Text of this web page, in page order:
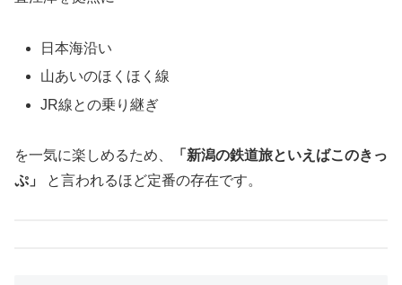
日本海沿い
山あいのほくほく線
JR線との乗り継ぎ
を一気に楽しめるため、
「新潟の鉄道旅といえばこのきっ
ぷ」
と言われるほど定番の存在です。